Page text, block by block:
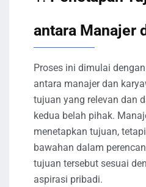
antara Manajer
Proses ini dimulai
antara manajer dan
tujuan yang relevan dan
kedua belah pihak.
menetapkan tujuan,
bawahan dalam
tujuan tersebut sesuai
aspirasi pribadi.